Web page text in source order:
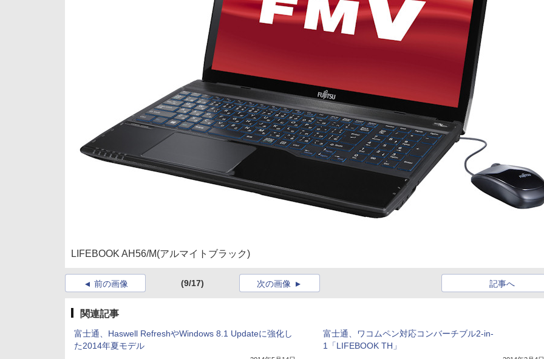
LIFEBOOK AH56/M(アルマイトブラック)
前の画像 (9/17) 記事へ
次の画像
関連記事
富士通、Haswell RefreshやWindows 8.1 Updateに強化し
た2014年夏モデル
富士通、ワコムペン対応コンバーチブル2-in-
1「LIFEBOOK TH」